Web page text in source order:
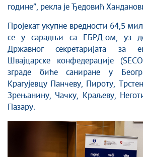
године”, рекла је Ђедовић
Пројекат укупне вредности 64,5
се у сарадњи са ЕБРД-ом, уз
Државног секретаријата за
Швајцарске конфедерације
зграде биће саниране у
Крагујевцу Панчеву, Пироту,
Зрењанину, Чачку, Краљеву,
Пазару.